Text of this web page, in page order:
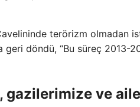
terörizm olmadan
geri döndü, “Bu süreç 2013-
gazilerimize ve